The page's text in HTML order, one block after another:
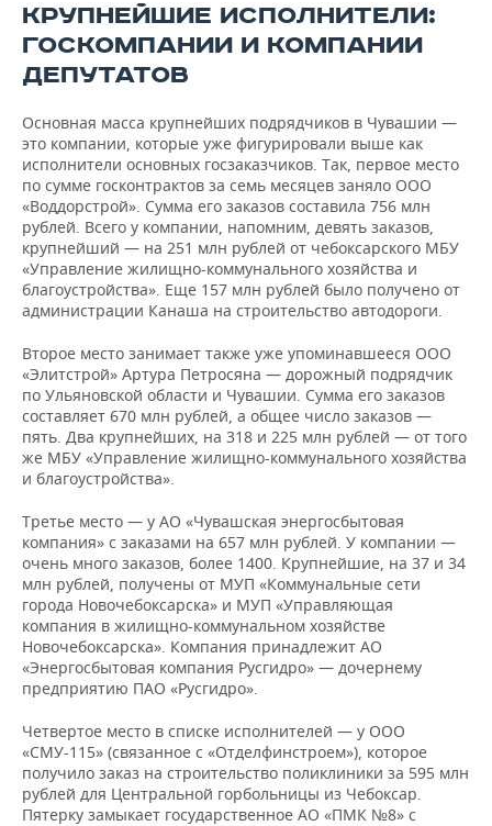
КРУПНЕЙШИЕ ИСПОЛНИТЕЛИ:
ГОСКОМПАНИИ И КОМПАНИИ
ДЕПУТАТОВ
Основная масса крупнейших подрядчиков в Чувашии —
это компании, которые уже фигурировали выше как
исполнители основных госзаказчиков. Так, первое место
по сумме госконтрактов за семь месяцев заняло ООО
«Воддорстрой». Сумма его заказов составила 756 млн
рублей. Всего у компании, напомним, девять заказов,
крупнейший — на 251 млн рублей от чебоксарского МБУ
«Управление жилищно-коммунального хозяйства и
благоустройства». Еще 157 млн рублей было получено от
администрации Канаша на строительство автодороги.
Второе место занимает также уже упоминавшееся ООО
«Элитстрой» Артура Петросяна — дорожный подрядчик
по Ульяновской области и Чувашии. Сумма его заказов
составляет 670 млн рублей, а общее число заказов —
пять. Два крупнейших, на 318 и 225 млн рублей — от того
же МБУ «Управление жилищно-коммунального хозяйства
и благоустройства».
Третье место — у АО «Чувашская энергосбытовая
компания» с заказами на 657 млн рублей. У компании —
очень много заказов, более 1400. Крупнейшие, на 37 и 34
млн рублей, получены от МУП «Коммунальные сети
города Новочебоксарска» и МУП «Управляющая
компания в жилищно-коммунальном хозяйстве
Новочебоксарска». Компания принадлежит АО
«Энергосбытовая компания Русгидро» — дочернему
предприятию ПАО «Русгидро».
Четвертое место в списке исполнителей — у ООО
«СМУ-115» (связанное с «Отделфинстроем»), которое
получило заказ на строительство поликлиники за 595 млн
рублей для Центральной горбольницы из Чебоксар.
Пятерку замыкает государственное АО «ПМК №8» с